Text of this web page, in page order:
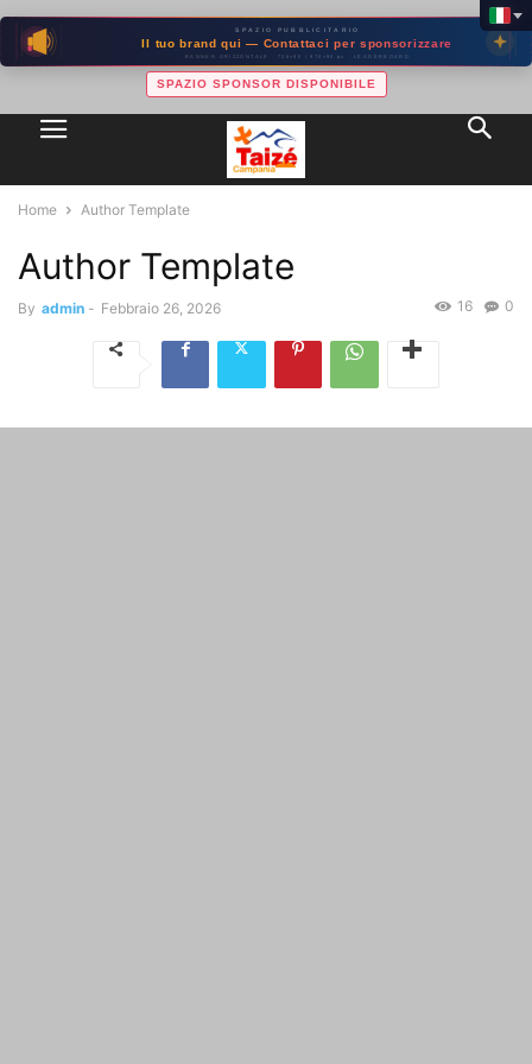
SPAZIO PUBBLICITARIO
Il tuo brand qui — Contattaci per sponsorizzare
BANNER ORIZZONTALE · 728×90 / 970×90 px · LEADERBOARD
SPAZIO SPONSOR DISPONIBILE
Home Author Template
Author Template
By admin - Febbraio 26, 2026 0
16